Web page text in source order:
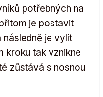
potřebných na
je postavit
je vylít
kroku tak vznikne
zůstává s nosnou